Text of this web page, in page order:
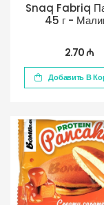
Snaq Fabriq
45 г -
2.70 ₼
Добавить В